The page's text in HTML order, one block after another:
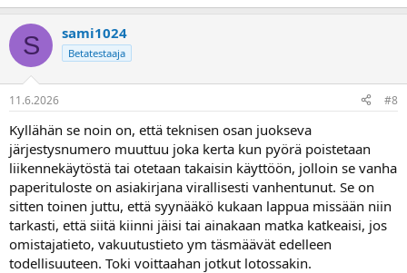
S sami1024
Betatestaaja
11.6.2026 #8
Kyllähän se noin on, että teknisen osan juokseva
järjestysnumero muuttuu joka kerta kun pyörä poistetaan
liikennekäytöstä tai otetaan takaisin käyttöön, jolloin se vanha
paperituloste on asiakirjana virallisesti vanhentunut. Se on
sitten toinen juttu, että syynääkö kukaan lappua missään niin
tarkasti, että siitä kiinni jäisi tai ainakaan matka katkeaisi, jos
omistajatieto, vakuutustieto ym täsmäävät edelleen
todellisuuteen. Toki voittaahan jotkut lotossakin.